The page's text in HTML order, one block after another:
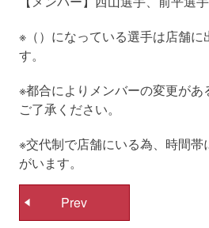
※（）になっている選手は店舗に
す。
※都合によりメンバーの変更があ
ご了承ください。
※交代制で店舗にいる為、時間
がいます。
投
稿
Prev